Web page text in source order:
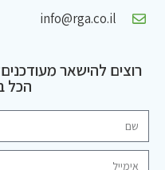
info@rga.co.il
רוצים להישאר
הכל